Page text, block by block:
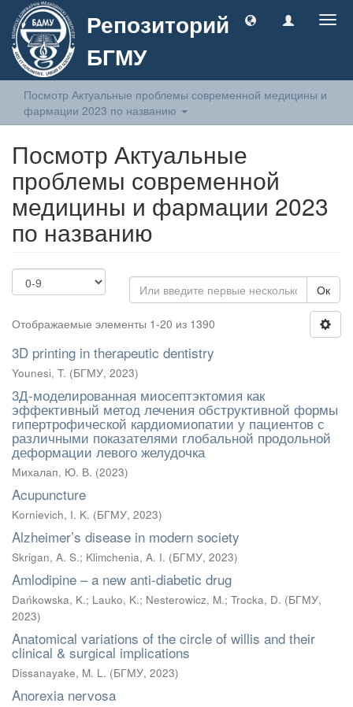
Репозиторий
БГМУ
Посмотр Актуальные проблемы современной медицины и
фармации 2023 по названию
Посмотр Актуальные
проблемы современной
медицины и фармации 2023
по названию
Ок
Отображаемые элементы 1-20 из 1390
3D printing in therapeutic dentistry
Younesi, T. (БГМУ, 2023)
3Д-моделированная миосептэктомия как
эффективный метод лечения обструктивной формы
гипертрофической кардиомиопатии у пациентов с
различными показателями глобальной продольной
деформации левого желудочка
Михалап, Ю. В. (2023)
Acupuncture
Kornievich, I. K. (БГМУ, 2023)
Alzheimer’s disease in modern society
Skrigan, A. S.; Klimchenia, A. I. (БГМУ, 2023)
Amlodipine – a new anti-diabetic drug
Dańkowska, K.; Lauko, K.; Nesterowicz, M.; Trocka, D. (БГМУ,
2023)
Anatomical variations of the circle of willis and their
clinical & surgical implications
Dissanayake, M. L. (БГМУ, 2023)
Anorexia nervosa